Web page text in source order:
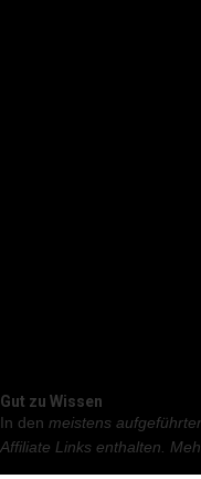
Gut zu Wissen
In den meistens
Affiliate Links enthalten.